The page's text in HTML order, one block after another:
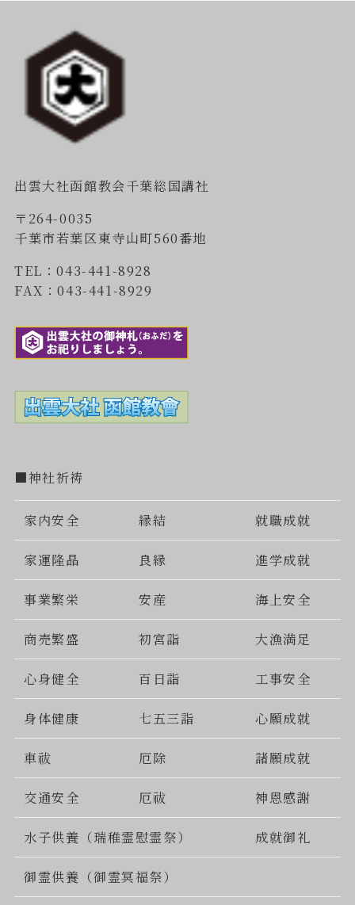
出雲大社函館教会千葉総国講社
〒264-0035
千葉市若葉区東寺山町560番地
TEL：043-441-8928
FAX：043-441-8929
■神社祈祷
家内安全 縁結 就職成就
家運隆晶 良縁 進学成就
事業繁栄 安産 海上安全
商売繁盛 初宮詣 大漁満足
心身健全 百日詣 工事安全
身体健康 七五三詣 心願成就
車祓 厄除 諸願成就
交通安全 厄祓 神恩感謝
水子供養（瑞稚霊慰霊祭） 成就御礼
御霊供養（御霊冥福祭）